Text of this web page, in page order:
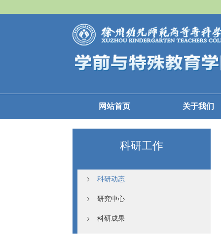
网站首页 关于我们
科研工作
科研动态
研究中心
科研成果